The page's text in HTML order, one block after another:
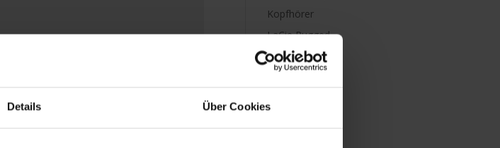
Details Über Cookies
Kopfhörer
LaCie Rugged
Lightning